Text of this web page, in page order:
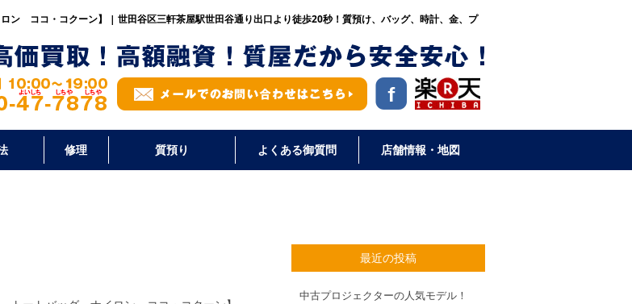
ココ・コクーン】 | 世田谷区三軒茶屋駅世田谷通り出口より徒歩20秒！ 質預け、バッグ、時計、金、プ
修理 質預り よくある御質問 店舗情報・地図
最近の投稿
中古プロジェクターの人気モデル！